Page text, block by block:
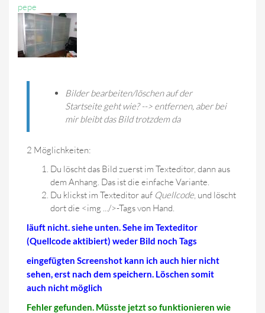
pepe
Bilder bearbeiten/löschen auf der
Startseite geht wie? --> entfernen, aber bei
mir bleibt das Bild trotzdem da
2 Möglichkeiten:
Du löscht das Bild zuerst im Texteditor, dann aus
dem Anhang. Das ist die einfache Variante.
Du klickst im Texteditor auf Quellcode, und löscht
dort die <img .../>-Tags von Hand.
läuft nicht. siehe unten. Sehe im Texteditor
(Quellcode aktibiert) weder Bild noch Tags
eingefügten Screenshot kann ich auch hier nicht
sehen, erst nach dem speichern. Löschen somit
auch nicht möglich
Fehler gefunden. Müsste jetzt so funktionieren wie